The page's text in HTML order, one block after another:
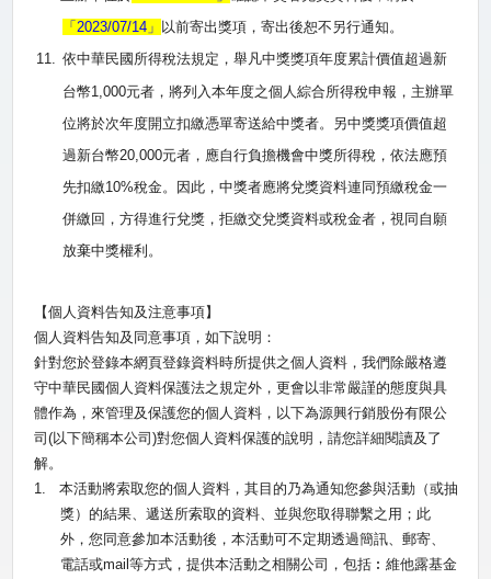
「 2023/07/14」 以前寄出獎項，寄出後恕不另行通知。
11.
依中華民國所得稅法規定，舉凡中獎獎項年度累計價值超過新
台幣1,000元者，將列入本年度之個人綜合所得稅申報，主辦單
位將於次年度開立扣繳憑單寄送給中獎者。另中獎獎項價值超
過新台幣20,000元者，應自行負擔機會中獎所得稅，依法應預
先扣繳10%稅金。因此，中獎者應將兌獎資料連同預繳稅金一
併繳回，方得進行兌獎，拒繳交兌獎資料或稅金者，視同自願
放棄中獎權利。
【個人資料告知及注意事項】
個人資料告知及同意事項，如下說明：
針對您於登錄本網頁登錄資料時所提供之個人資料，我們除嚴格遵
守中華民國個人資料保護法之規定外，更會以非常嚴謹的態度與具
體作為，來管理及保護您的個人資料，以下為源興行銷股份有限公
司 (以下簡稱本公司 )對您個人資料保護的說明，請您詳細閱讀及了
解。
1.
本活動將索取您的個人資料，其目的乃為通知您參與活動（或抽
獎）的結果、遞送所索取的資料、並與您取得聯繫之用；此
外，您同意參加本活動後，本活動可不定期透過簡訊、郵寄、
電話或mail 等方式，提供本活動之相關公司，包括︰維他露基金